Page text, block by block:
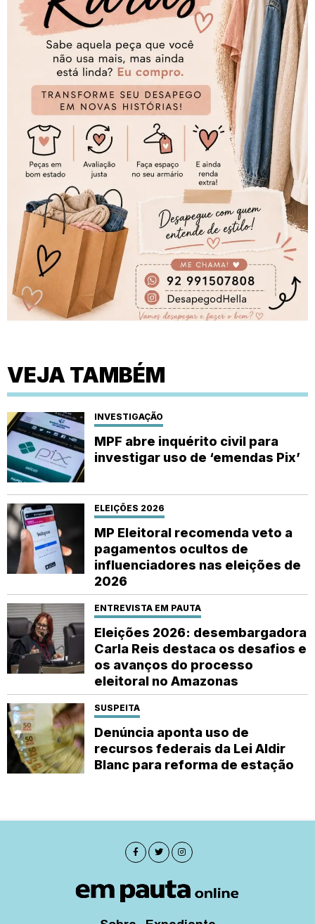
VEJA TAMBÉM
INVESTIGAÇÃO
MPF abre inquérito civil para
investigar uso de ‘emendas Pix’
ELEIÇÕES 2026
MP Eleitoral recomenda veto a
pagamentos ocultos de
influenciadores nas eleições de
2026
ENTREVISTA EM PAUTA
Eleições 2026: desembargadora
Carla Reis destaca os desafios e
os avanços do processo
eleitoral no Amazonas
SUSPEITA
Denúncia aponta uso de
recursos federais da Lei Aldir
Blanc para reforma de estação